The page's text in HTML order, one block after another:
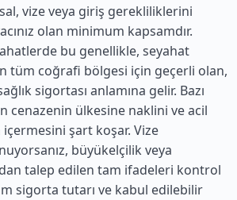
vize veya giriş gerekliliklerini
olan minimum kapsamdır.
bu genellikle, seyahat
tüm coğrafi bölgesi için geçerli olan,
sigortası anlamına gelir. Bazı
cenazenin ülkesine naklini ve acil
içermesini şart koşar. Vize
büyükelçilik veya
talep edilen tam ifadeleri kontrol
sigorta tutarı ve kabul edilebilir